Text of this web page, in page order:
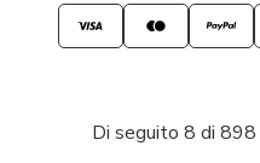
Di seguito 8 di